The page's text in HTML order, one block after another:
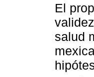
El
salud